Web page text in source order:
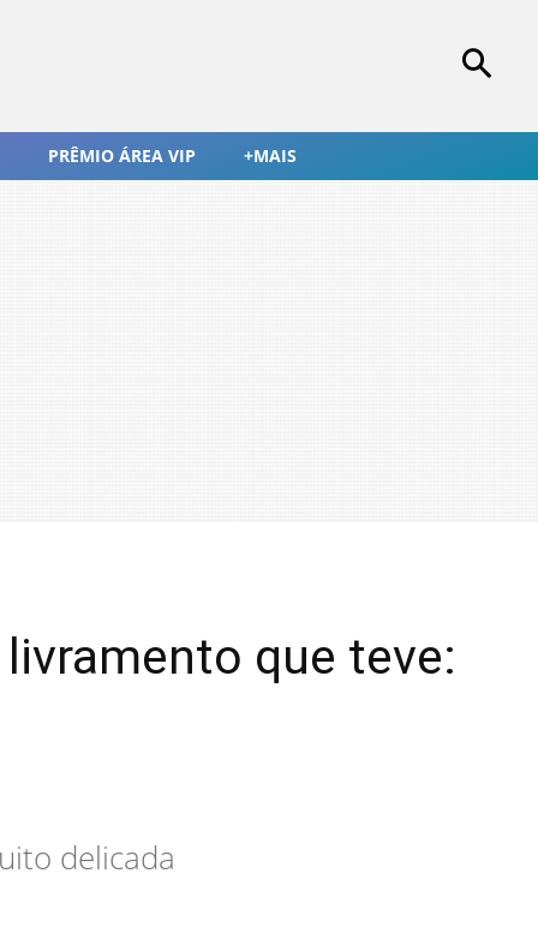
PRÊMIO ÁREA VIP +MAIS
que teve:
delicada